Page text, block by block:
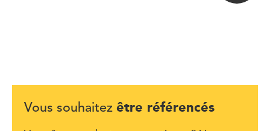
Vous souhaitez être référencés